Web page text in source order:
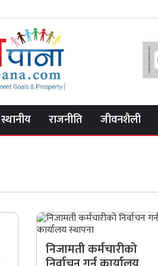
स्थानीय राजनीति जीवनशैली
निजामती कर्मचारीको